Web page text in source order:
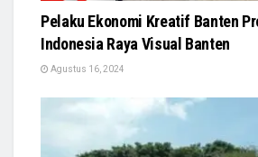
Pelaku Ekonomi Kreatif Banten
Indonesia Raya Visual Banten
Agustus 16, 2024